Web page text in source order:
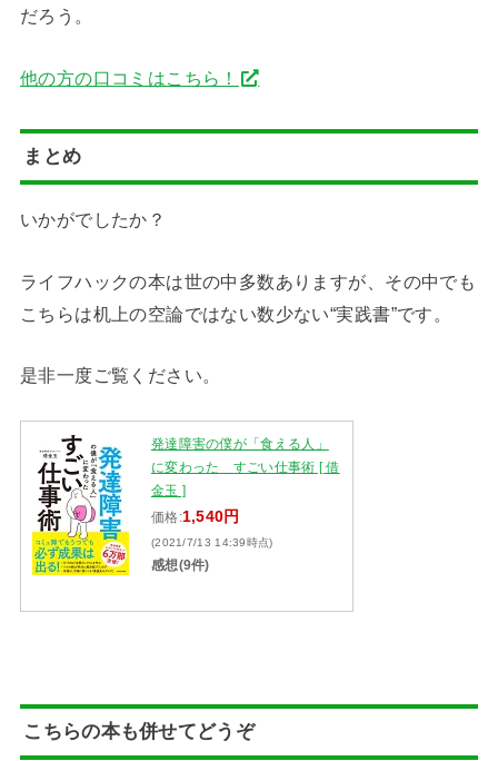
だろう。
他の方の口コミはこちら！
まとめ
いかがでしたか？
ライフハックの本は世の中多数ありますが、その中でも
こちらは机上の空論ではない数少ない“実践書”です。
是非一度ご覧ください。
発達障害の僕が「食える人」
に変わった すごい仕事術 [ 借
金玉 ]
価格:1,540円
(2021/7/13 14:39時点)
感想(9件)
こちらの本も併せてどうぞ